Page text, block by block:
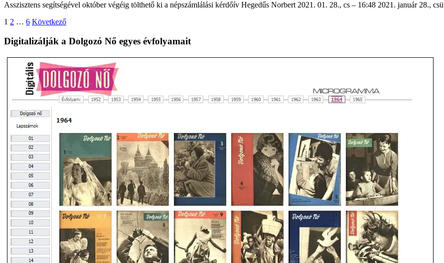
Asszisztens segítségével október végéig tölthető ki a népszámlálási kérdőív Hegedűs Norbert 2021. 01. 28., cs – 16:48 2021. január 28.,
Bejegyzések
lapozása
1 2 … 6 Következő
Digitalizálják a Dolgozó Nő egyes évfolyamait